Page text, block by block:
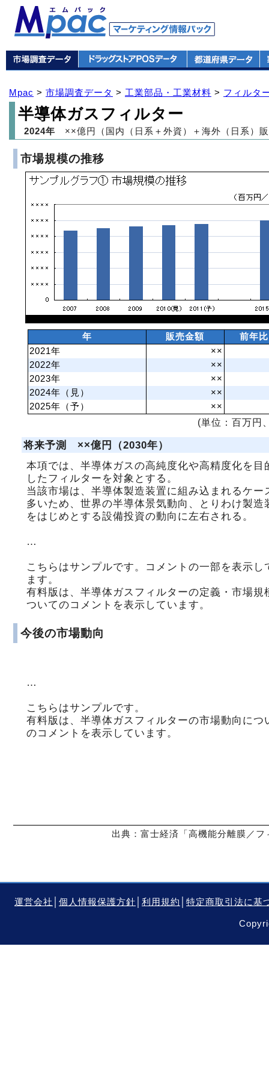
Mpac > 市場調査データ > 工業部品・工業材料 > フィルタ
半導体ガスフィルター
2024年 ××億円（国内（日系＋外資）＋海外（日系）
市場規模の推移
年 販売金額
前年比
2021年
××
2022年
××
2023年
××
2024年（見）
××
2025年（予）
××
(単位：百万円
将来予測 ××億円（2030年）
本項では、半導体ガスの高純度化や高精度化を目
したフィルターを対象とする。
当該市場は、半導体製造装置に組み込まれるケー
多いため、世界の半導体景気動向、とりわけ製造
をはじめとする設備投資の動向に左右される。
…
こちらはサンプルです。コメントの一部を表示し
ます。
有料版は、半導体ガスフィルターの定義・市場規
ついてのコメントを表示しています。
今後の市場動向
…
こちらはサンプルです。
有料版は、半導体ガスフィルターの市場動向につ
のコメントを表示しています。
出典：富士経済「高機能分離膜／
運営会社 個人情報保護方針 利用規約 特定商取引法に基